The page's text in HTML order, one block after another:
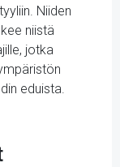
Niiden
niistä
jotka
eduista.